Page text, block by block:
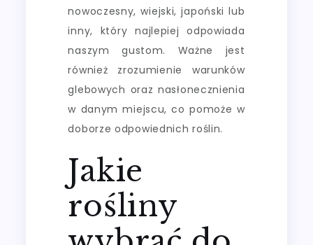
nowoczesny, wiejski, japoński lub
inny, który najlepiej odpowiada
naszym gustom. Ważne jest
również zrozumienie warunków
glebowych oraz nasłonecznienia
w danym miejscu, co pomoże w
doborze odpowiednich roślin.
Jakie
rośliny